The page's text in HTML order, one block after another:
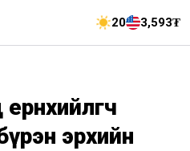
20 3,593₮
эрхийн